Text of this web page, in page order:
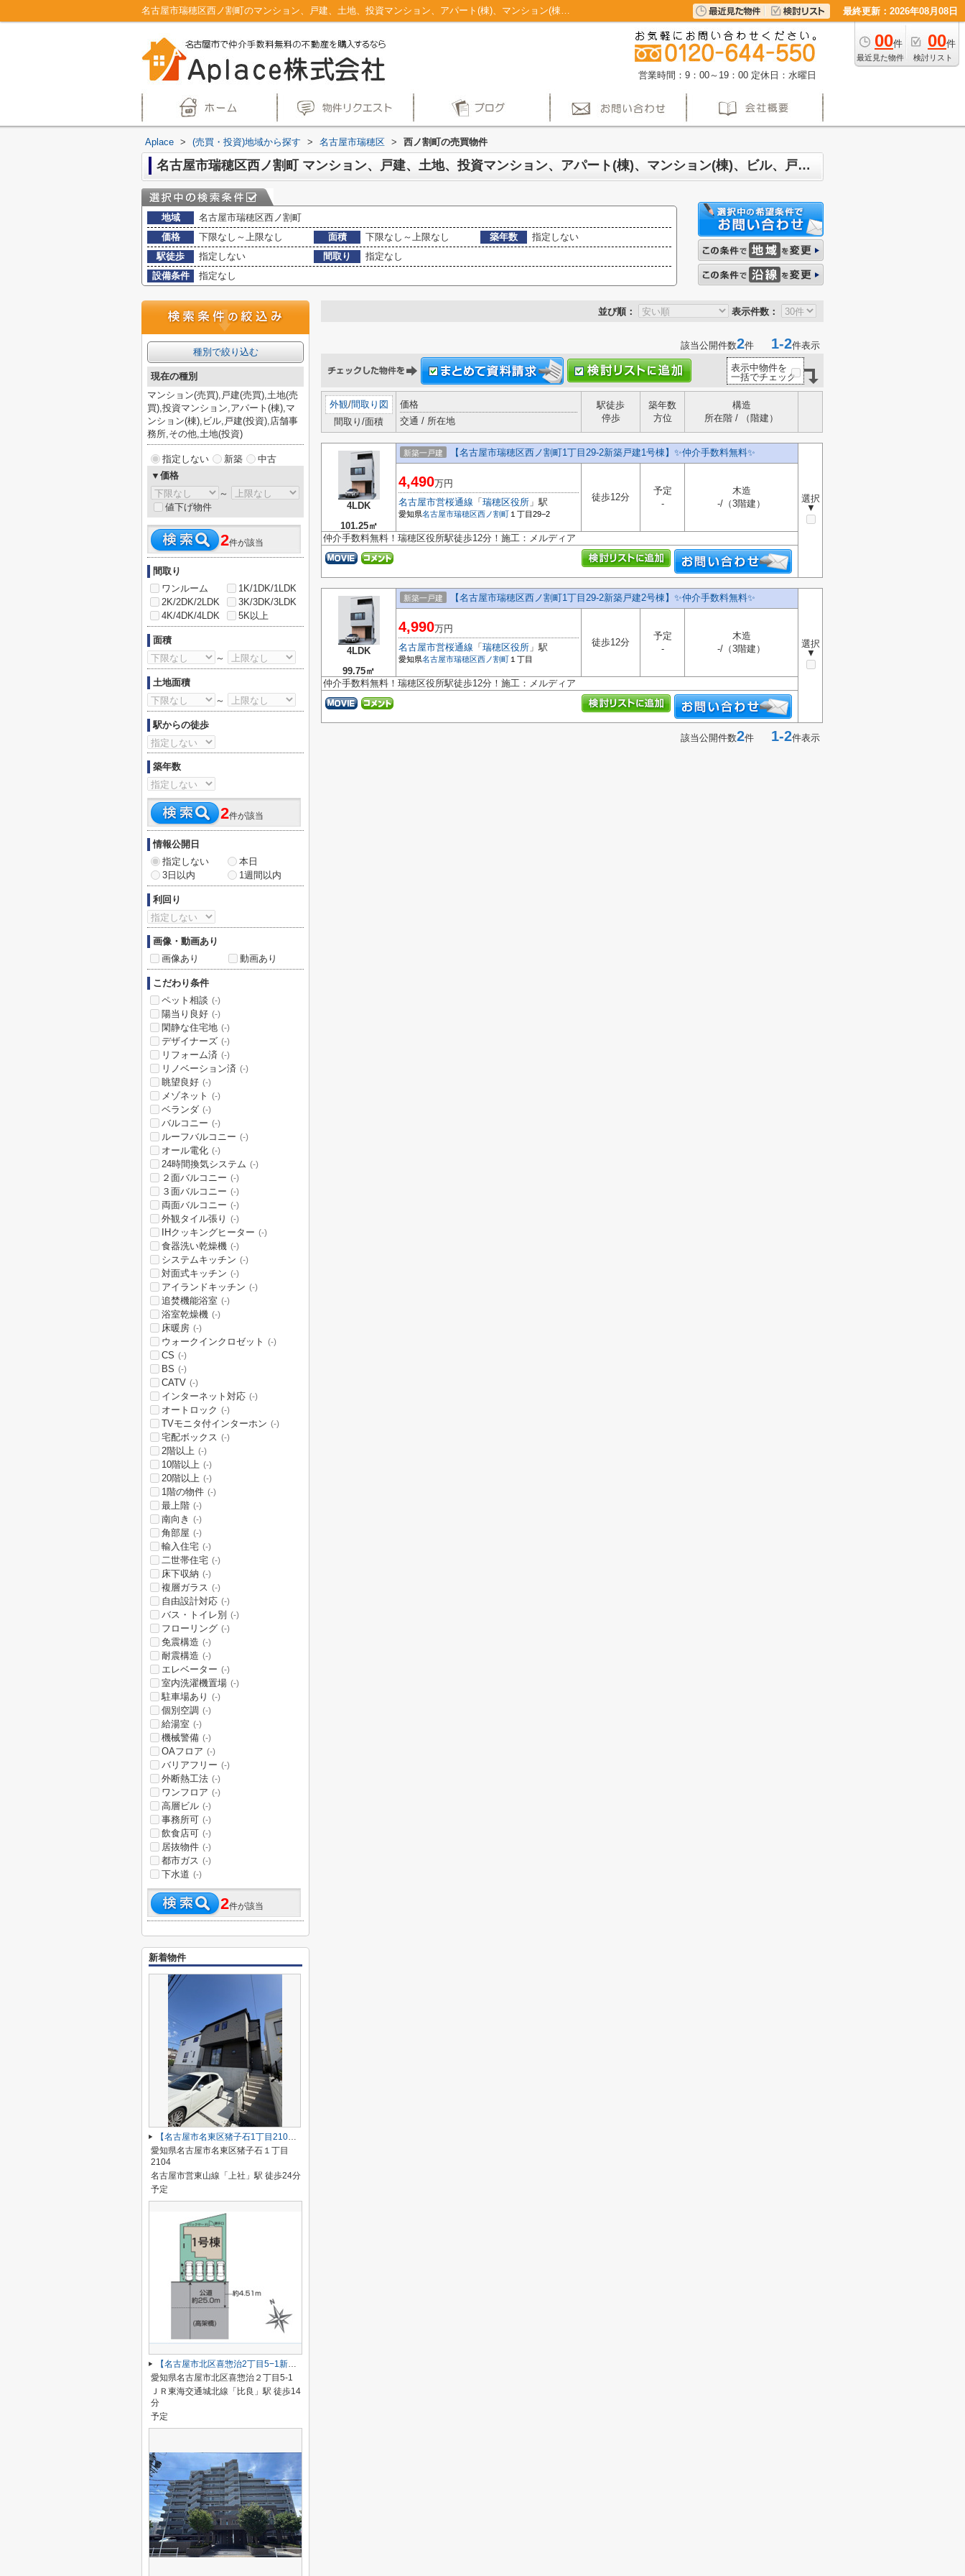
名古屋市瑞穂区西ノ割町のマンション、戸建、土地、投資マンション、アパート(棟)、マンション(棟)、ビル、戸建、店舗事務所、その他、土地一覧｜仲介手数料無料！名古屋市で新築戸建てを探すならAplace 最終更新：2026年08月08日
00件
最近見た物件
00件
検討リスト
営業時間：9：00～19：00 定休日：水曜日
Aplace > (売買・投資)地域から探す > 名古屋市瑞穂区 > 西ノ割町の売買物件
名古屋市瑞穂区西ノ割町 マンション、戸建、土地、投資マンション、アパート(棟)、マンション(棟)、ビル、戸建、店舗事務所、その他、土地一覧
地域
名古屋市瑞穂区西ノ割町
価格
下限なし～上限なし 面積 下限なし～上限なし 築年数
指定しない
駅徒歩
指定しない 間取り
指定なし
設備条件
指定なし
並び順： 表示件数：
該当公開件数2件 1-2件表示
表示中物件を
一括でチェック
外観/間取り図
間取り/面積
価格
交通 / 所在地
駅徒歩
停歩
築年数
方位
構造
所在階 / （階建）
4LDK
101.25㎡
新築一戸建 【名古屋市瑞穂区西ノ割町1丁目29-2新築戸建1号棟】✨️仲介手数料無料✨️
選択
▼
4,490万円
名古屋市営桜通線 「 瑞穂区役所 」駅
愛知県名古屋市瑞穂区西ノ割町 １丁目29−2
徒歩12分
予定
-
木造
-/（3階建）
仲介手数料無料！瑞穂区役所駅徒歩12分！施工：メルディア
4LDK
99.75㎡
新築一戸建 【名古屋市瑞穂区西ノ割町1丁目29-2新築戸建2号棟】✨️仲介手数料無料✨️
選択
▼
4,990万円
名古屋市営桜通線 「 瑞穂区役所 」駅
愛知県名古屋市瑞穂区西ノ割町 １丁目
徒歩12分
予定
-
木造
-/（3階建）
仲介手数料無料！瑞穂区役所駅徒歩12分！施工：メルディア
該当公開件数2件 1-2件表示
種別で絞り込む
現在の種別
マンション(売買),戸建(売買),土地(売
買),投資マンション,アパート(棟),マ
ンション(棟),ビル,戸建(投資),店舗事
務所,その他,土地(投資)
指定しない 新築
中古
▼価格
～
値下げ物件
2件が該当
間取り
ワンルーム
1K/1DK/1LDK
2K/2DK/2LDK
3K/3DK/3LDK
4K/4DK/4LDK
5K以上
面積
～
土地面積
～
駅からの徒歩
築年数
2件が該当
情報公開日
指定しない
本日
3日以内
1週間以内
利回り
画像・動画あり
画像あり
動画あり
こだわり条件
ペット相談 (-)
陽当り良好 (-)
閑静な住宅地 (-)
デザイナーズ (-)
リフォーム済 (-)
リノベーション済 (-)
眺望良好 (-)
メゾネット (-)
ベランダ (-)
バルコニー (-)
ルーフバルコニー (-)
オール電化 (-)
24時間換気システム (-)
２面バルコニー (-)
３面バルコニー (-)
両面バルコニー (-)
外観タイル張り (-)
IHクッキングヒーター (-)
食器洗い乾燥機 (-)
システムキッチン (-)
対面式キッチン (-)
アイランドキッチン (-)
追焚機能浴室 (-)
浴室乾燥機 (-)
床暖房 (-)
ウォークインクロゼット (-)
CS (-)
BS (-)
CATV (-)
インターネット対応 (-)
オートロック (-)
TVモニタ付インターホン (-)
宅配ボックス (-)
2階以上 (-)
10階以上 (-)
20階以上 (-)
1階の物件 (-)
最上階 (-)
南向き (-)
角部屋 (-)
輸入住宅 (-)
二世帯住宅 (-)
床下収納 (-)
複層ガラス (-)
自由設計対応 (-)
バス・トイレ別 (-)
フローリング (-)
免震構造 (-)
耐震構造 (-)
エレベーター (-)
室内洗濯機置場 (-)
駐車場あり (-)
個別空調 (-)
給湯室 (-)
機械警備 (-)
OAフロア (-)
バリアフリー (-)
外断熱工法 (-)
ワンフロア (-)
高層ビル (-)
事務所可 (-)
飲食店可 (-)
居抜物件 (-)
都市ガス (-)
下水道 (-)
2件が該当
新着物件
【名古屋市名東区猪子石1丁目2104新築戸建2号棟】✨️仲介手数料無料✨️猪子石小学校・猪高中学校
愛知県名古屋市名東区猪子石１丁目
2104
名古屋市営東山線「上社」駅 徒歩24分
予定
【名古屋市北区喜惣治2丁目5−1新築戸建】仲介手数料無料！楠西小学校・楠中学校
愛知県名古屋市北区喜惣治２丁目5-1
ＪＲ東海交通城北線「比良」駅 徒歩14
分
予定